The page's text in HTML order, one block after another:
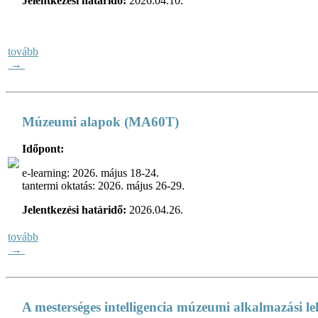
tovább
→
Múzeumi alapok (MA60T)
Időpont:
e-learning: 2026. május 18-24.
tantermi oktatás: 2026. május 26-29.
Jelentkezési határidő: 2026.04.26.
tovább
→
A mesterséges intelligencia múzeumi alkalmazási